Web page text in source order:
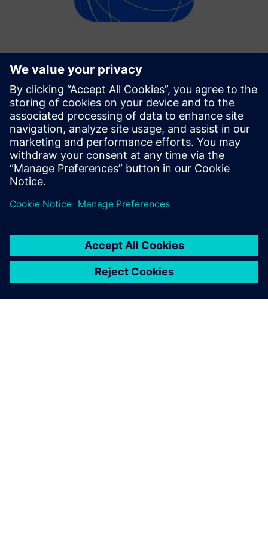
SICK ConnectX
SICK ConnectX is an Industrial Edge Application that
connects, processes, and transmits sensor and device data
from sensors to industrial and cloud systems for real-time
analytics and automation
Saznajte više